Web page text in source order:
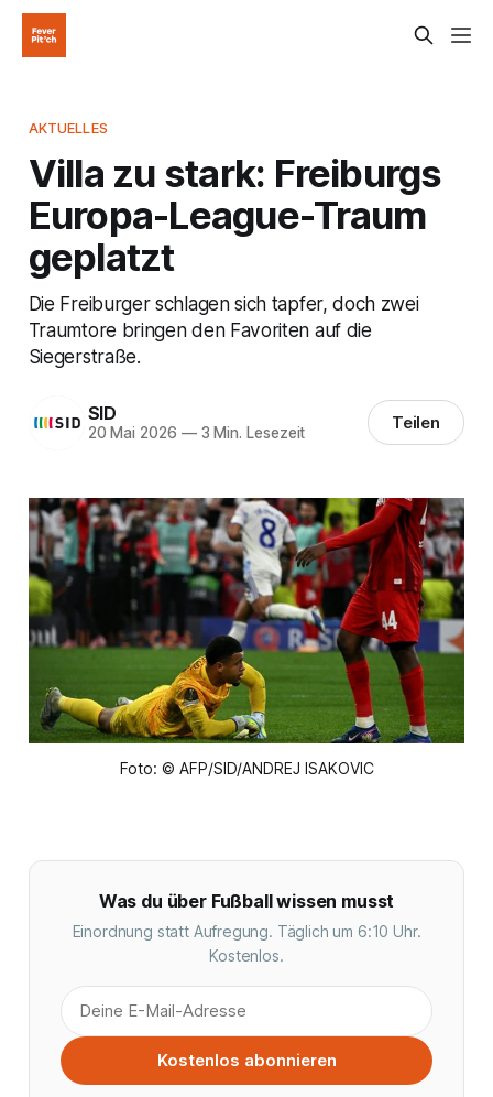
AKTUELLES
Villa zu stark: Freiburgs
Europa-League-Traum
geplatzt
Die Freiburger schlagen sich tapfer, doch zwei
Traumtore bringen den Favoriten auf die
Siegerstraße.
SID
20 Mai 2026 —3 Min. Lesezeit Teilen
Foto: © AFP/SID/ANDREJ ISAKOVIC
Was du über Fußball wissen musst
Einordnung statt Aufregung. Täglich um 6:10 Uhr.
Kostenlos.
Kostenlos abonnieren